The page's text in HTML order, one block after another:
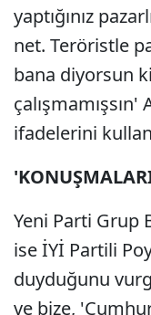
yaptığınız
net. Teröristle
bana diyorsun
ifadelerini
Yeni Parti Grup
ise İYİ Partili
duyduğunu
ve bize,